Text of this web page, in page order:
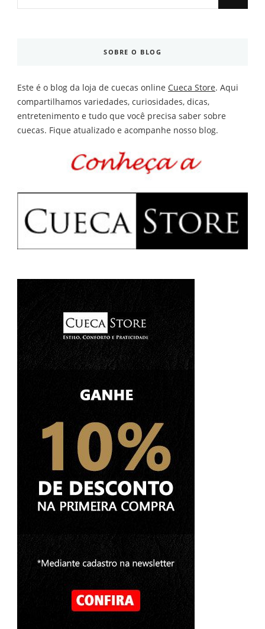
SOBRE O BLOG
Este é o blog da loja de cuecas online Cueca Store. Aqui
compartilhamos variedades, curiosidades, dicas,
entretenimento e tudo que você precisa saber sobre
cuecas. Fique atualizado e acompanhe nosso blog.